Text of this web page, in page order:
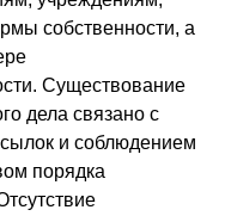
собственности, а
Существование
дела связано с
и соблюдением
порядка